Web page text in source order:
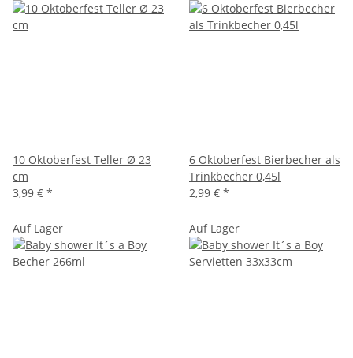
10 Oktoberfest Teller Ø 23
cm
3,99 € *
6 Oktoberfest Bierbecher als
Trinkbecher 0,45l
2,99 € *
Auf Lager Auf Lager